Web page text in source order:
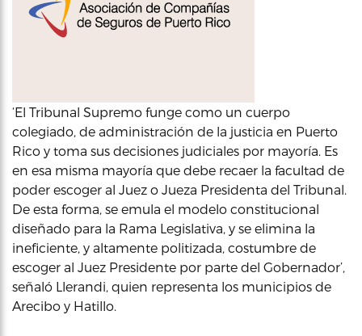
‘El Tribunal Supremo funge como un cuerpo
colegiado, de administración de la justicia en Puerto
Rico y toma sus decisiones judiciales por mayoría. Es
en esa misma mayoría que debe recaer la facultad de
poder escoger al Juez o Jueza Presidenta del Tribunal.
De esta forma, se emula el modelo constitucional
diseñado para la Rama Legislativa, y se elimina la
ineficiente, y altamente politizada, costumbre de
escoger al Juez Presidente por parte del Gobernador’,
señaló Llerandi, quien representa los municipios de
Arecibo y Hatillo.